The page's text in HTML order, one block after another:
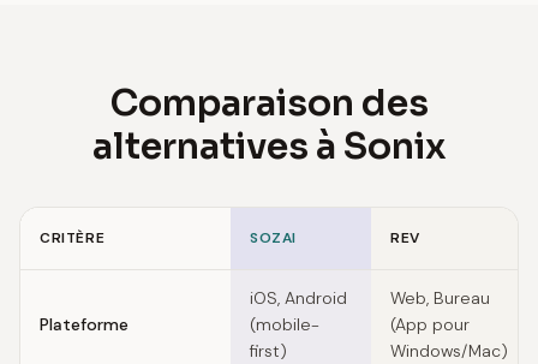
Comparaison des
alternatives à Sonix
CRITÈRE SOZAI REV
Plateforme
iOS, Android
(mobile-
first)
Web, Bureau
(App pour
Windows/Mac)